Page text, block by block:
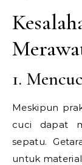
1.
Meskipun
cuci dapat
sepatu.
untuk